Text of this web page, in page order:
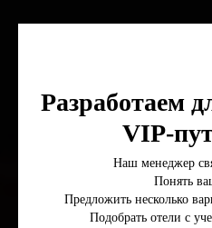
Разработаем
VIP-
Наш менеджер
Понять
Предложить несколько
Подобрать отели с